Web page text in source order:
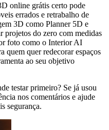
online grátis certo pode
errados e retrabalho de
3D como Planner 5D e
projetos do zero com medidas
foto como o Interior AI
quem quer redecorar espaços
ao seu objetivo
testar primeiro? Se já usou
nos comentários e ajude
segurança.